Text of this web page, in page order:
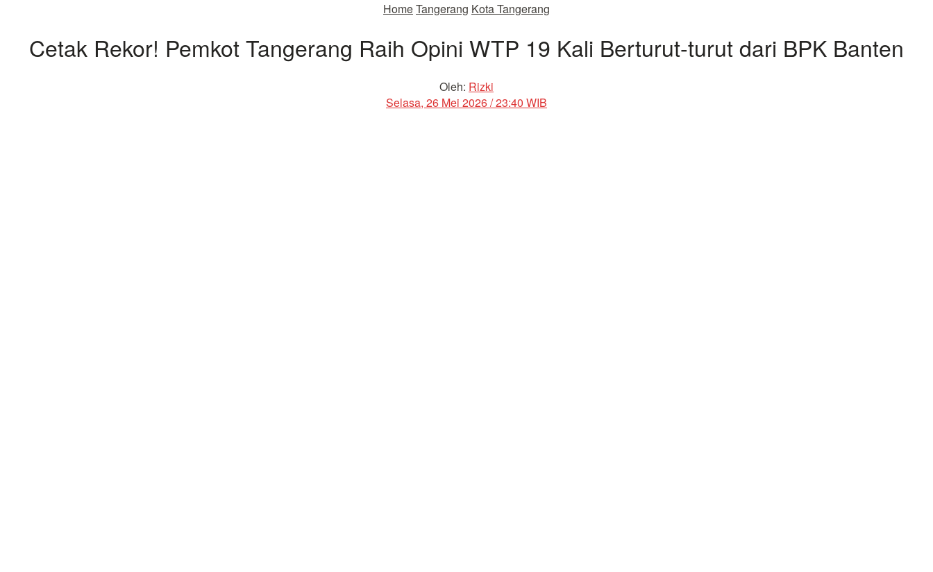
HomeTangerang Kota Tangerang
Cetak Rekor! Pemkot Tangerang Raih Opini WTP 19 Kali Berturut-turut dari BPK Banten
Oleh: Rizki
Selasa, 26 Mei 2026 / 23:40 WIB